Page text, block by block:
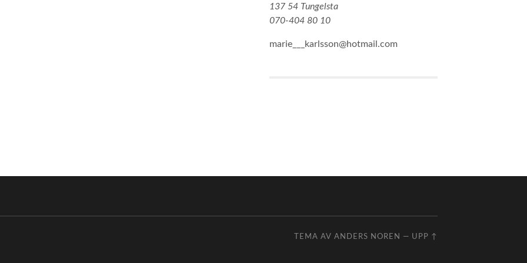
137 54 Tungelsta
070-404 80 10
marie___karlsson@hotmail.com
TEMA AV ANDERS NOREN — UPP ↑